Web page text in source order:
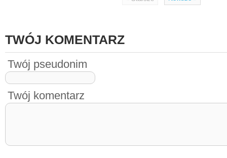
TWÓJ KOMENTARZ
Twój pseudonim
Twój komentarz